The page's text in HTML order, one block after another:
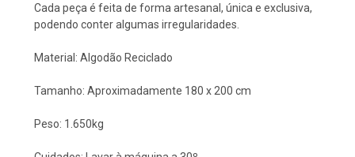
Cada peça é feita de forma artesanal, única e exclusiva,
podendo conter algumas irregularidades.
Material: Algodão Reciclado
Tamanho: Aproximadamente 180 x 200 cm
Peso: 1.650kg